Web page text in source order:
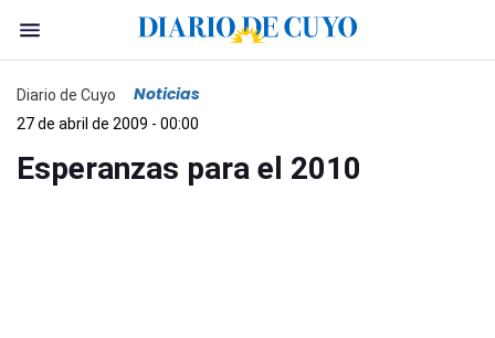
Diario de Cuyo Noticias
27 de abril de 2009 - 00:00
Esperanzas para el 2010